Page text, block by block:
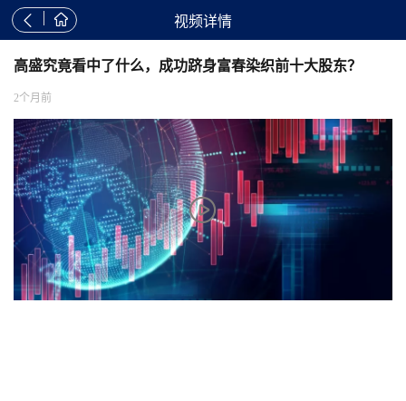
  视频详情
高盛究竟看中了什么，成功跻身富春染织前十大股东？
2个月前
